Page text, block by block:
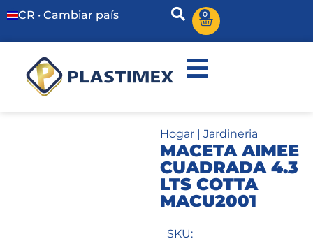
CR · Cambiar país 0
Hogar| Jardineria
MACETA AIMEE
CUADRADA 4.3
LTS COTTA
MACU2001
SKU: